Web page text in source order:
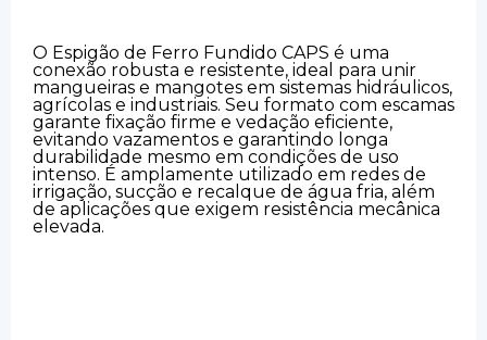
O Espigão de Ferro Fundido CAPS é uma
conexão robusta e resistente, ideal para unir
mangueiras e mangotes em sistemas hidráulicos,
agrícolas e industriais. Seu formato com escamas
garante fixação firme e vedação eficiente,
evitando vazamentos e garantindo longa
durabilidade mesmo em condições de uso
intenso. É amplamente utilizado em redes de
irrigação, sucção e recalque de água fria, além
de aplicações que exigem resistência mecânica
elevada.